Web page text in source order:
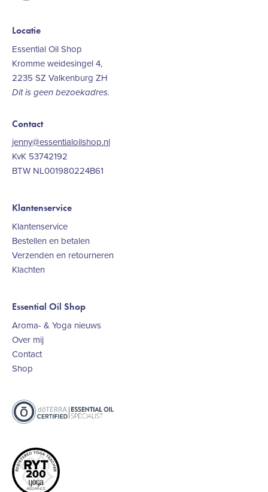
Locatie
Essential Oil Shop
Kromme weidesingel 4,
2235 SZ Valkenburg ZH
Dit is geen bezoekadres.
Contact
jenny@essentialoilshop.nl
KvK 53742192
BTW NL001980224B61
Klantenservice
Klantenservice
Bestellen en betalen
Verzenden en retourneren
Klachten
Essential Oil Shop
Aroma- & Yoga nieuws
Over mij
Contact
Shop